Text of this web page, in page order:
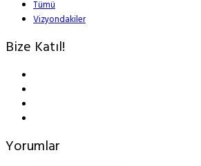
Tümü
Vizyondakiler
Bize Katıl!
Yorumlar